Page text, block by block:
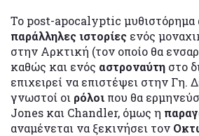
Το post-apocalyptic μυθιστόρημα
παράλληλες ιστορίες ενός
στην Αρκτική (τον οποίο θα
καθώς και ενός αστροναύτη στο
επιχειρεί να επιστέψει στην Γη.
γνωστοί οι ρόλοι που θα
Jones και Chandler, όμως η
αναμένεται να ξεκινήσει τον